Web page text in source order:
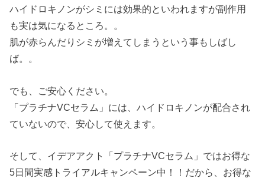
ハイドロキノンがシミには効果的といわれますが副作用
も実は気になるところ。。
肌が赤らんだりシミが増えてしまうという事もしばし
ば。。
でも、ご安心ください。
「プラチナVCセラム」には、ハイドロキノンが配合され
ていないので、安心して使えます。
そして、イデアアクト「プラチナVCセラム」ではお得な
5日間実感トライアルキャンペーン中！！だから、お得な